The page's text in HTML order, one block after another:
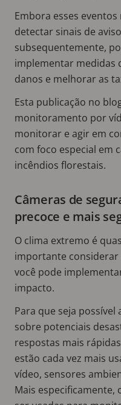
Embora esses
detectar sinais de
subsequentemente,
implementar medidas
danos e melhorar as
Esta publicação no
monitoramento por
monitorar e agir em
com foco especial em
incêndios florestais.
Câmeras de
precoce e mais
O clima extremo é
importante considerar
você pode
impacto.
Para que seja
sobre potenciais
respostas mais
estão cada vez mais
vídeo, sensores
Mais especificamente,